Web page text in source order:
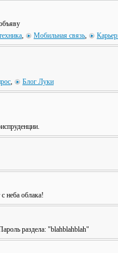
, Мобильная связь,
, Блог Луки
неба облака!
раздела: "blahblahblah"